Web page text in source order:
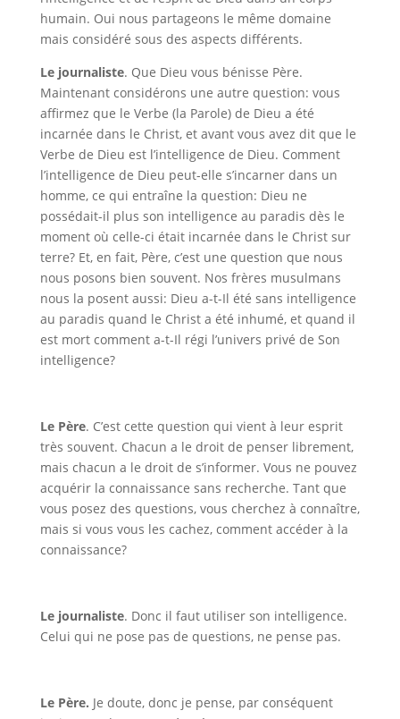
humain. Oui nous partageons le même domaine
mais considéré sous des aspects différents.
Le journaliste. Que Dieu vous bénisse Père.
Maintenant considérons une autre question: vous
affirmez que le Verbe (la Parole) de Dieu a été
incarnée dans le Christ, et avant vous avez dit que le
Verbe de Dieu est l’intelligence de Dieu. Comment
l’intelligence de Dieu peut-elle s’incarner dans un
homme, ce qui entraîne la question: Dieu ne
possédait-il plus son intelligence au paradis dès le
moment où celle-ci était incarnée dans le Christ sur
terre? Et, en fait, Père, c’est une question que nous
nous posons bien souvent. Nos frères musulmans
nous la posent aussi: Dieu a-t-Il été sans intelligence
au paradis quand le Christ a été inhumé, et quand il
est mort comment a-t-Il régi l’univers privé de Son
intelligence?
Le Père. C’est cette question qui vient à leur esprit
très souvent. Chacun a le droit de penser librement,
mais chacun a le droit de s’informer. Vous ne pouvez
acquérir la connaissance sans recherche. Tant que
vous posez des questions, vous cherchez à connaître,
mais si vous vous les cachez, comment accéder à la
connaissance?
Le journaliste. Donc il faut utiliser son intelligence.
Celui qui ne pose pas de questions, ne pense pas.
Le Père. Je doute, donc je pense, par conséquent